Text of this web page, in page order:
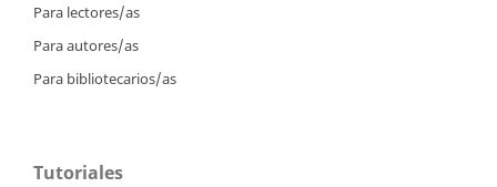
Para lectores/as
Para autores/as
Para bibliotecarios/as
Tutoriales